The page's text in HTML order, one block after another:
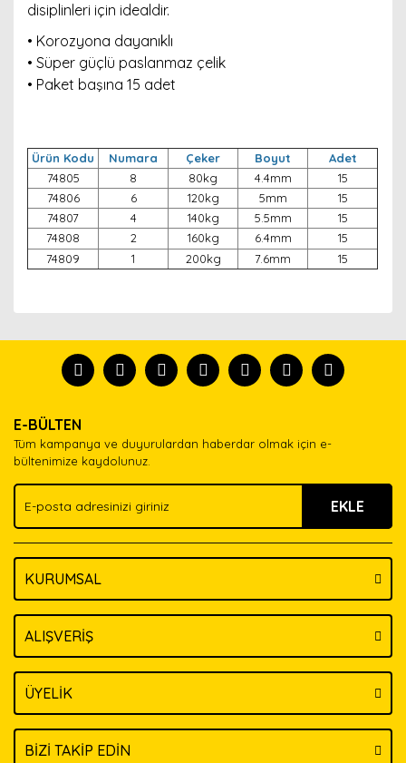
disiplinleri için idealdir.
• Korozyona dayanıklı
• Süper güçlü paslanmaz çelik
• Paket başına 15 adet
Ürün Kodu Numara Çeker Boyut
Adet
74805
8 80kg 4.4mm
15
74806
6 120kg 5mm
15
74807
4 140kg 5.5mm
15
74808
2 160kg 6.4mm
15
74809
1 200kg 7.6mm 15
tanısın.
formunu kullanarak tarafımıza iletebilirsiniz.
Görüş ve önerileriniz için teşekkür ederiz.
Ürün açıklamasında eksik bilgiler bulunuyor.
Ürün bilgilerinde hatalar bulunuyor.
Ürün fiyatı diğer sitelerden daha pahalı.
Bu ürüne benzer farklı alternatifler olmalı.
E-BÜLTEN
Tüm kampanya ve duyurulardan haberdar olmak için e-
bültenimize kaydolunuz.
EKLE
KURUMSAL
ALIŞVERİŞ
ÜYELİK
BİZİ TAKİP EDİN